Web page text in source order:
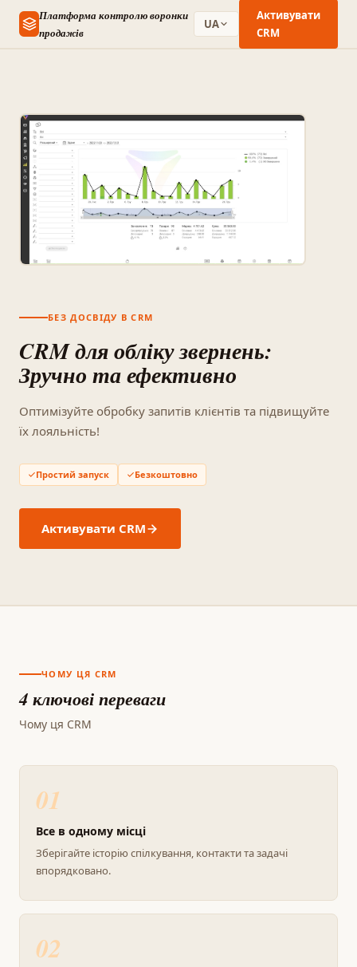
Платформа контролю воронки
продажів
UA
Активувати
CRM
БЕЗ ДОСВІДУ В CRM
CRM для обліку звернень:
Зручно та ефективно
Оптимізуйте обробку запитів клієнтів та підвищуйте
їх лояльність!
Простий запуск Безкоштовно
Активувати CRM
ЧОМУ ЦЯ CRM
4 ключові переваги
Чому ця CRM
01
Все в одному місці
Зберігайте історію спілкування, контакти та задачі
впорядковано.
02